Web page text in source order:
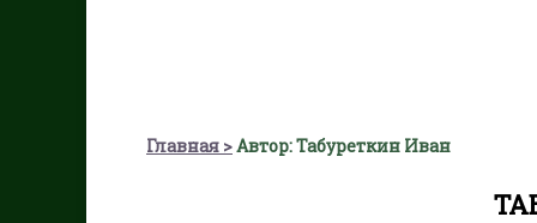
Главная Автор: Табуреткин Иван